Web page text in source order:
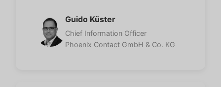
Guido Küster
Chief Information Officer
Phoenix Contact GmbH & Co. KG